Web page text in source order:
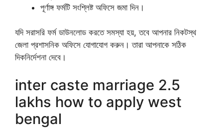
পূর্ণাঙ্গ ফর্মটি সংশ্লিষ্ট অফিসে জমা দিন।
যদি সরাসরি ফর্ম ডাউনলোড করতে সমস্যা হয়, তবে আপনার নিকটস্থ
জেলা প্রশাসনিক অফিসে যোগাযোগ করুন। তারা আপনাকে সঠিক
দিকনির্দেশনা দেবে।
inter caste marriage 2.5
lakhs how to apply west
bengal